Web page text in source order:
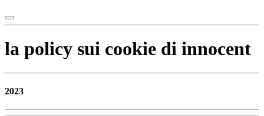
la policy sui cookie di innocent
2023